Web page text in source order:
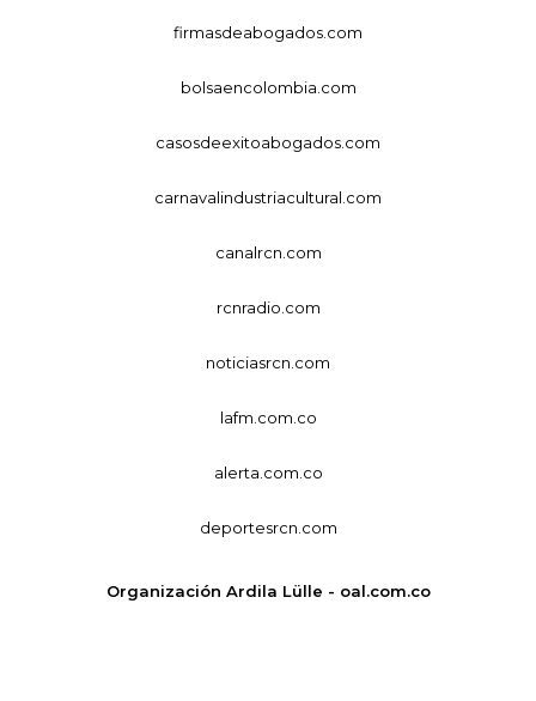
firmasdeabogados.com
bolsaencolombia.com
casosdeexitoabogados.com
carnavalindustriacultural.com
canalrcn.com
rcnradio.com
noticiasrcn.com
lafm.com.co
alerta.com.co
deportesrcn.com
Organización Ardila Lülle - oal.com.co